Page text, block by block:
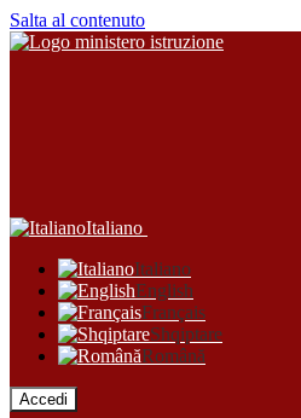
Salta al contenuto
Italiano
Italiano
English
Français
Shqiptare
Română
Accedi